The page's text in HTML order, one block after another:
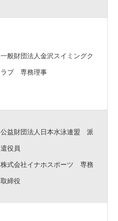
一般財団法人金沢スイミングク
ラブ 専務理事
公益財団法人日本水泳連盟 派
遣役員
株式会社イナホスポーツ 専務
取締役